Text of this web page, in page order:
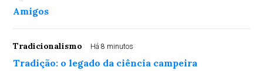
Amigos
Tradicionalismo Há 8 minutos
Tradição: o legado da ciência campeira